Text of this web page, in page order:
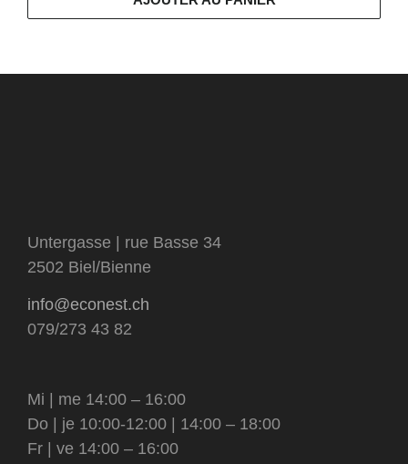
Untergasse | rue Basse 34
2502 Biel/Bienne
info@econest.ch
079/273 43 82
Mi | me 14:00 – 16:00
Do | je 10:00-12:00 | 14:00 – 18:00
Fr | ve 14:00 – 16:00